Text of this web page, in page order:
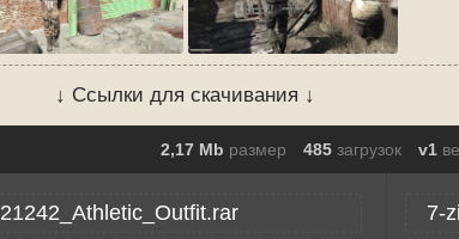
↓ Ссылки для скачивания ↓
2,17 Mb размер 485 загрузок v1
21242_Athletic_Outfit.rar 7-